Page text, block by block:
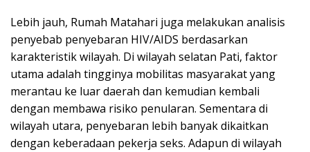
Lebih jauh, Rumah Matahari juga melakukan analisis
penyebab penyebaran HIV/AIDS berdasarkan
karakteristik wilayah. Di wilayah selatan Pati, faktor
utama adalah tingginya mobilitas masyarakat yang
merantau ke luar daerah dan kemudian kembali
dengan membawa risiko penularan. Sementara di
wilayah utara, penyebaran lebih banyak dikaitkan
dengan keberadaan pekerja seks. Adapun di wilayah